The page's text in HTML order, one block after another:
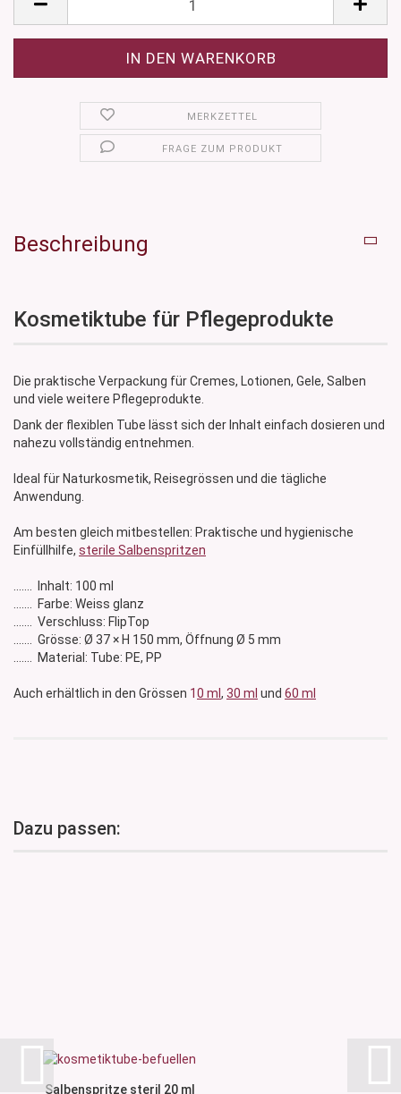
MERKZETTEL
FRAGE ZUM PRODUKT
Beschreibung
Kosmetiktube für Pflegeprodukte
Die praktische Verpackung für Cremes, Lotionen, Gele, Salben
und viele weitere Pflegeprodukte.
Dank der flexiblen Tube lässt sich der Inhalt einfach dosieren und
nahezu vollständig entnehmen.
Ideal für Naturkosmetik, Reisegrössen und die tägliche
Anwendung.
Am besten gleich mitbestellen: Praktische und hygienische
Einfüllhilfe, sterile Salbenspritzen
....... Inhalt: 100 ml
....... Farbe: Weiss glanz
....... Verschluss: FlipTop
....... Grösse: Ø 37 × H 150 mm, Öffnung Ø 5 mm
....... Material: Tube: PE, PP
Auch erhältlich in den Grössen 10 ml , 30 ml und 60 ml
Dazu passen:
Salbenspritze steril 20 ml